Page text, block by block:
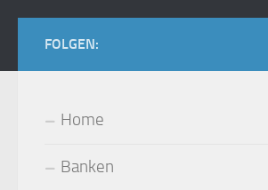
FOLGEN:
Home
Banken